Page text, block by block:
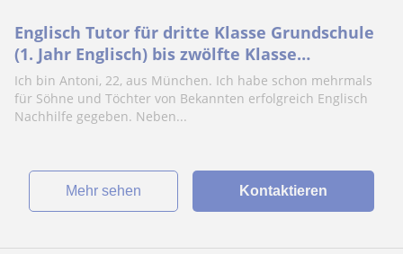
Englisch Tutor für dritte Klasse Grundschule
(1. Jahr Englisch) bis zwölfte Klasse
Gymnasium (10. Jahr)
Ich bin Antoni, 22, aus München. Ich habe schon mehrmals
für Söhne und Töchter von Bekannten erfolgreich Englisch
Nachhilfe gegeben. Neben...
Mehr sehen Kontaktieren